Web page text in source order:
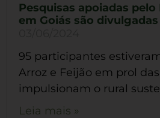
Pesquisas apoiadas pelo
em Goiás são
95 participantes
Arroz e Feijão em prol
impulsionam o rural
Leia mais »